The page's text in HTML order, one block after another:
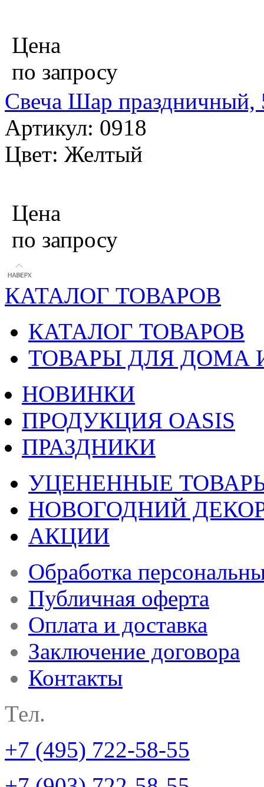
Цена
по запросу
Свеча Шар праздничный,
Артикул: 0918
Цвет: Желтый
Цена
по запросу
КАТАЛОГ ТОВАРОВ
КАТАЛОГ ТОВАРОВ
ТОВАРЫ ДЛЯ ДОМА
НОВИНКИ
ПРОДУКЦИЯ OASIS
ПРАЗДНИКИ
УЦЕНЕННЫЕ
НОВОГОДНИЙ
АКЦИИ
Обработка
Публичная оферта
Оплата и доставка
Заключение договора
Контакты
Тел.
+7 (495) 722-58-55